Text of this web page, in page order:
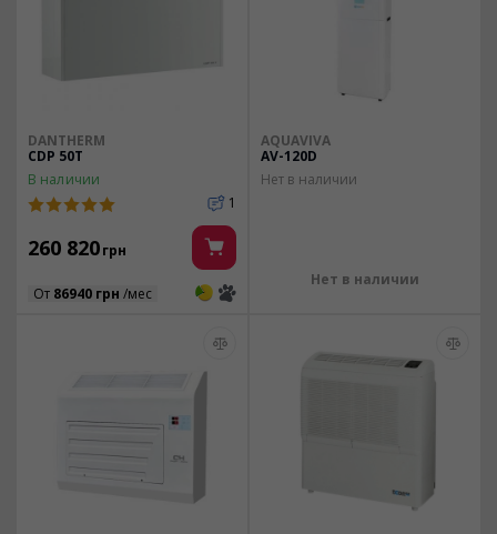
DANTHERM
CDP 50Т
В наличии
1
260 820грн
От 86940 грн /мес 3 3
AQUAVIVA
AV-120D
Нет в наличии
Нет в наличии